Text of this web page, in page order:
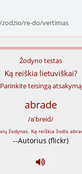
re-do/vertimas
Žodyno testas
Ką reiškia lietuviškai?
Parinkite teisingą atsakymą
abrade
/ə'breid/
--Autorius (flickr)